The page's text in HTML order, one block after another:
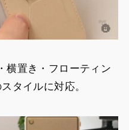
横置き・フローティン
タイルに対応。